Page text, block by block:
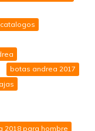
botas andrea 2017
2018 para hombre